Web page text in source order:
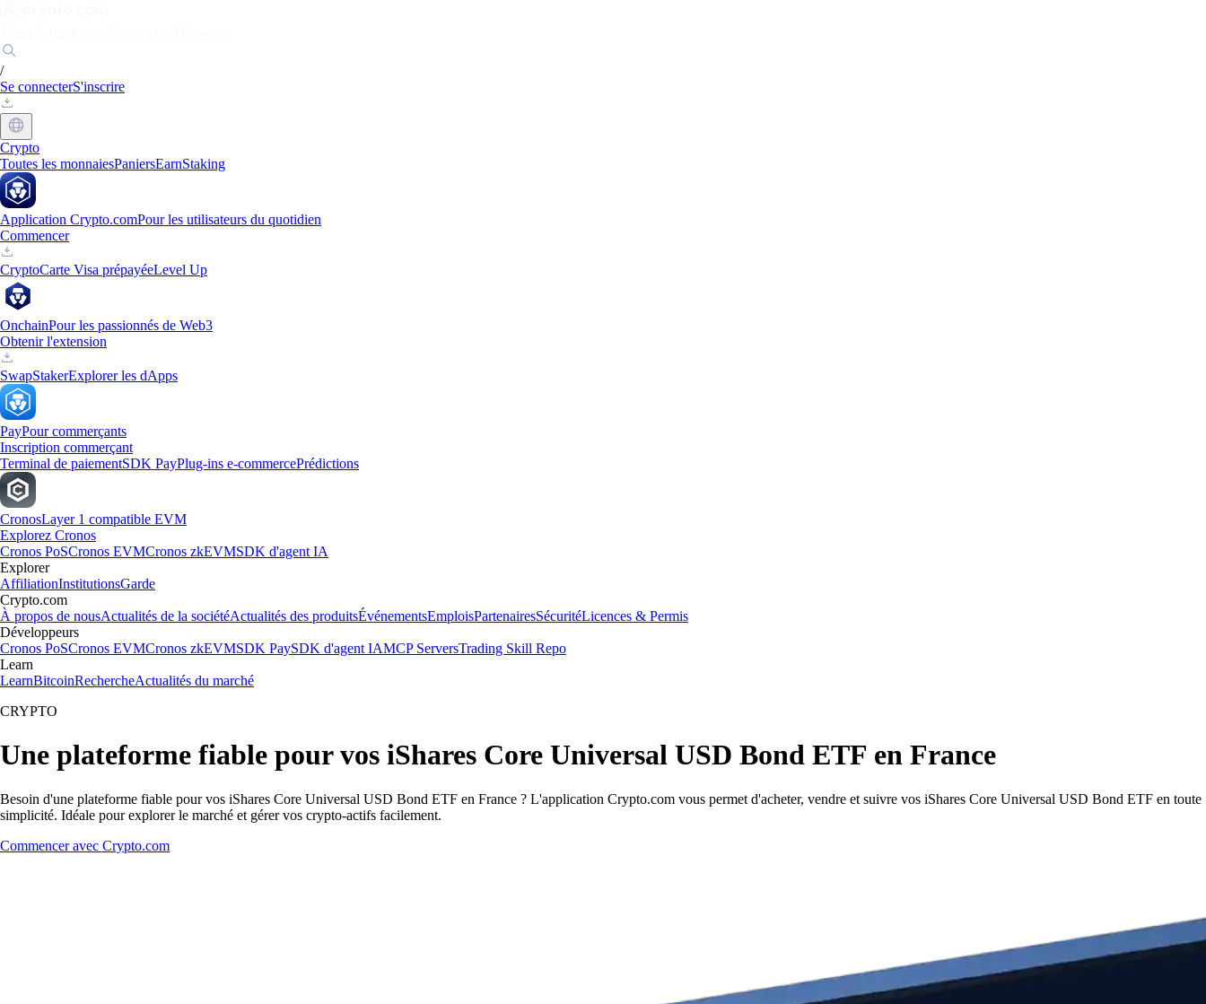
/
Se connecterS'inscrire
Crypto
Toutes les monnaiesPaniersEarnStaking
Application Crypto.comPour les utilisateurs du quotidien
Commencer
CryptoCarte Visa prépayéeLevel Up
OnchainPour les passionnés de Web3
Obtenir l'extension
SwapStakerExplorer les dApps
PayPour commerçants
Inscription commerçant
Terminal de paiementSDK PayPlug-ins e-commercePrédictions
CronosLayer 1 compatible EVM
Explorez Cronos
Cronos PoSCronos EVMCronos zkEVMSDK d'agent IA
Explorer
AffiliationInstitutionsGarde
Crypto.com
À propos de nousActualités de la sociétéActualités des produitsÉvénementsEmploisPartenairesSécuritéLicences & Permis
Développeurs
Cronos PoSCronos EVMCronos zkEVMSDK PaySDK d'agent IAMCP ServersTrading Skill Repo
Learn
LearnBitcoinRechercheActualités du marché
CRYPTO
Une plateforme fiable pour vos iShares Core Universal USD Bond ETF en France
Besoin d'une plateforme fiable pour vos iShares Core Universal USD Bond ETF en France ? L'application Crypto.com vous permet d'acheter, vendre et suivre vos iShares Core Universal USD Bond ETF en toute
simplicité. Idéale pour explorer le marché et gérer vos crypto-actifs facilement.
Commencer avec Crypto.com